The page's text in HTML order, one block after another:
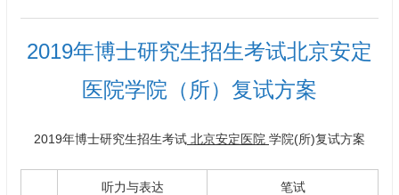
2019年博士研究生招生考试北京安定
医院学院（所）复试方案
2019年博士研究生招生考试 北京安定医院 学院(所)复试方案
听力与表达 笔试